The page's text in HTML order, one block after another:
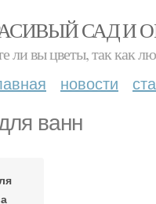
САД И
ли вы цветы, так как
новости
ванн